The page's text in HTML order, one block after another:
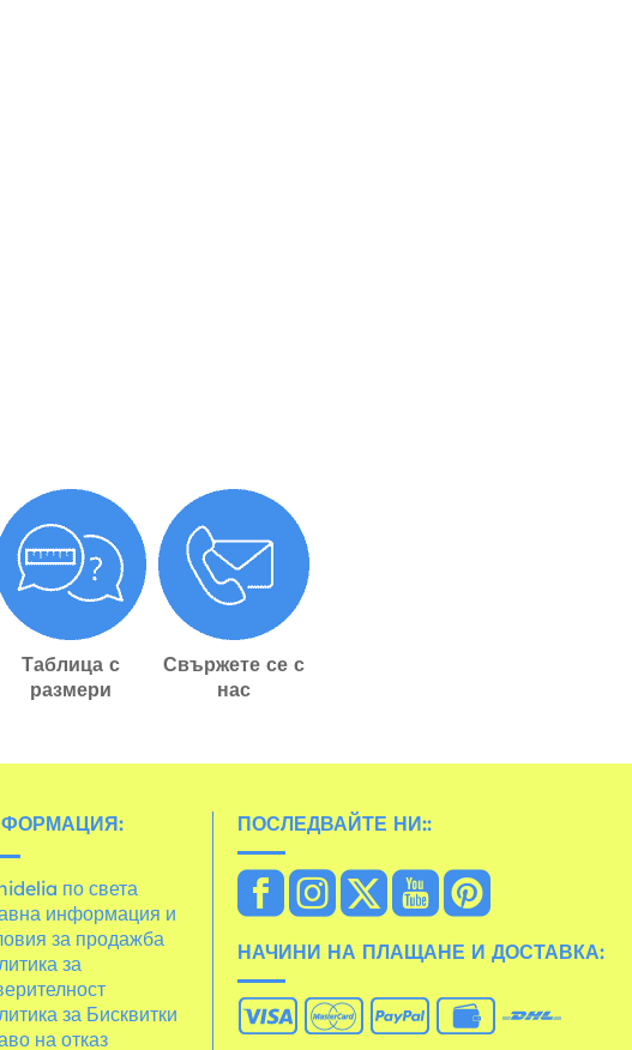
Таблица с
размери
Свържете се с
нас
по света
информация и
за продажба
за
за Бисквитки
на отказ
ПОСЛЕДВАЙТЕ НИ::
НАЧИНИ НА ПЛАЩАНЕ И ДОСТАВКА: